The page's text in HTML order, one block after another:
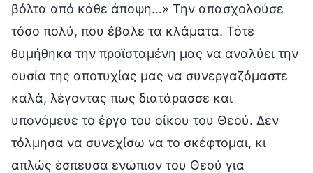
βόλτα από κάθε άποψη…» Την απασχολούσε
τόσο πολύ, που έβαλε τα κλάματα. Τότε
θυμήθηκα την προϊσταμένη μας να αναλύει την
ουσία της αποτυχίας μας να συνεργαζόμαστε
καλά, λέγοντας πως διατάρασσε και
υπονόμευε το έργο του οίκου του Θεού. Δεν
τόλμησα να συνεχίσω να το σκέφτομαι, κι
απλώς έσπευσα ενώπιον του Θεού για